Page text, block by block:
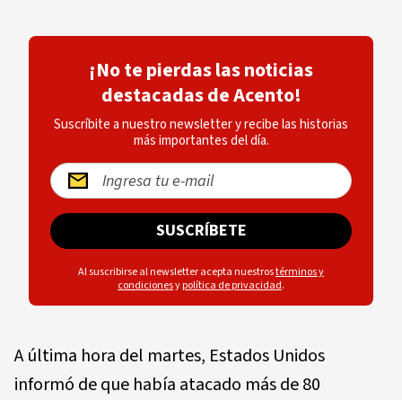
¡No te pierdas las noticias
destacadas de Acento!
Suscríbite a nuestro newsletter y recibe las historias
más importantes del día.
SUSCRÍBETE
Al suscribirse al newsletter acepta nuestrostérminos y
condicionesypolítica de privacidad.
A última hora del martes, Estados Unidos
informó de que había atacado más de 80